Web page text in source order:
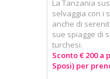
La Tanzania
selvaggia con i
anche di
sue spiagge di
turchesi.
Sconto € 200 a
Sposi) per